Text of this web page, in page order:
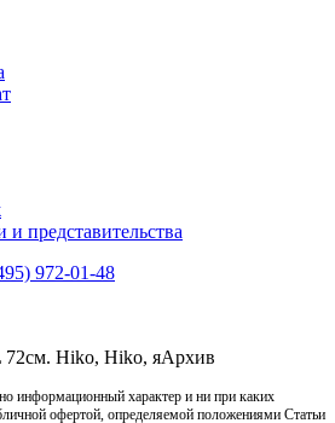
представительства
972-01-48
Hiko, Hiko, яАрхив
информационный характер и ни при каких
офертой, определяемой положениями Статьи